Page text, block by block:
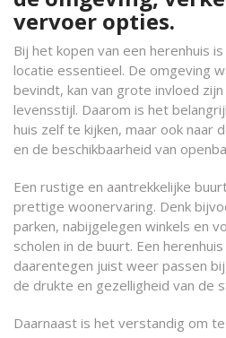
vervoer opties.
Bij het kopen van een herenhuis
locatie essentieel. De omgeving
bevindt, kan van grote invloed
levensstijl. Daarom is het
huis zelf te kijken, maar ook naar
en de beschikbaarheid van
Een rustige en aantrekkelijke
prettige woonervaring. Denk
parken, nabijgelegen winkels en
scholen in de buurt. Een
daarentegen juist weer passen
de drukte en gezelligheid van de
Daarnaast is het verstandig om